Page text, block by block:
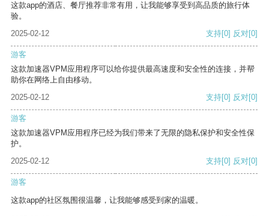
这款app的酒店、餐厅推荐非常有用，让我能够享受到高品质的旅行体
验。
2025-02-12
支持[0] 反对[0]
游客
这款加速器VPM应用程序可以给你提供最高速度和安全性的连接，并帮
助你在网络上自由移动。
2025-02-12
支持[0] 反对[0]
游客
这款加速器VPM应用程序已经为我们带来了无限的隐私保护和安全性保
护。
2025-02-12
支持[0] 反对[0]
游客
这款app的社区氛围很温馨，让我能够感受到家的温暖。